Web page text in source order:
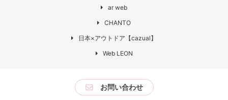
ar web
CHANTO
日本×アウトドア【cazual】
Web LEON
お問い合わせ